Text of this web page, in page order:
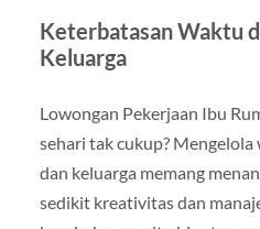
Keterbatasan Waktu
Keluarga
Lowongan Pekerjaan Ibu
sehari tak cukup?
dan keluarga memang
sedikit kreativitas dan